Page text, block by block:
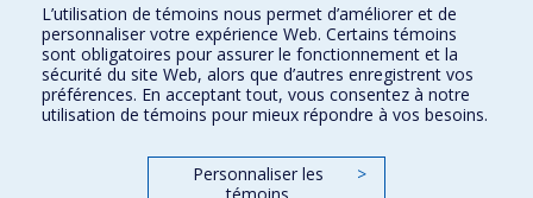
Orthophonie et audiologie
Réadaptation
Directions
L’utilisation de témoins nous permet d’améliorer et de
personnaliser votre expérience Web. Certains témoins
sont obligatoires pour assurer le fonctionnement et la
sécurité du site Web, alors que d’autres enregistrent vos
préférences. En acceptant tout, vous consentez à notre
utilisation de témoins pour mieux répondre à vos besoins.
Personnaliser les
>